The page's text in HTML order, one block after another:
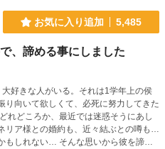
お気に入り追加 5,485
、諦める事にしました
好きな人がいる。それは1学年上の侯
り向いて欲しくて、必死に努力してきた
リア様との婚約も、近々結ぶとの噂も…
もしれない… そんな思いから彼を諦め